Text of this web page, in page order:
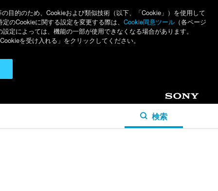
目的のため、Cookieおよび類似技術（以下、「Cookie」）を使用して
のCookieに関する設定を変更する際は、 Cookie同意ツール （各ページ
定によっては、機能の一部が使用できなくなる場合があります。
を受け入れる」をクリックしてください。
Sony
検索